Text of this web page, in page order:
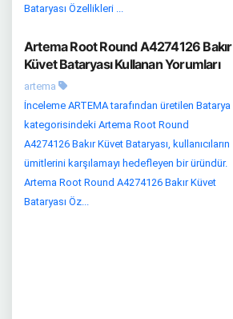
Bataryası Özellikleri ...
Artema Root Round A4274126 Bakır
Küvet Bataryası Kullanan Yorumları
artema
İnceleme ARTEMA tarafından üretilen Batarya
kategorisindeki Artema Root Round
A4274126 Bakır Küvet Bataryası, kullanıcıların
ümitlerini karşılamayı hedefleyen bir üründür.
Artema Root Round A4274126 Bakır Küvet
Bataryası Öz...